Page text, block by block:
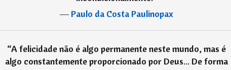
―Paulo da Costa Paulinopax
“A felicidade não é algo permanente neste mundo, mas é
algo constantemente proporcionado por Deus... De forma